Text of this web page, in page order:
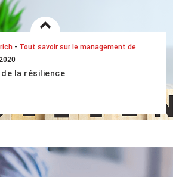
- Tout savoir sur le management de
de la résilience
la crise...